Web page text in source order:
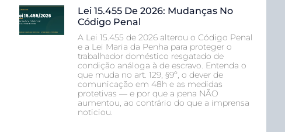
Lei 15.455 De 2026: Mudanças No
Código Penal
A Lei 15.455 de 2026 alterou o Código Penal
e a Lei Maria da Penha para proteger o
trabalhador doméstico resgatado de
condição análoga à de escravo. Entenda o
que muda no art. 129, §9º, o dever de
comunicação em 48h e as medidas
protetivas — e por que a pena NÃO
aumentou, ao contrário do que a imprensa
noticiou.